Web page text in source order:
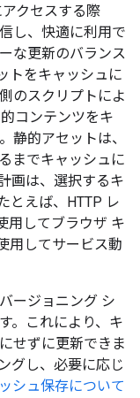
クセスする際
し、快適に利用で
な更新のバランス
トをキャッシュに
のスクリプトによ
コンテンツをキ
静的アセットは、
までキャッシュに
画は、選択するキ
とえば、HTTP レ
用してブラウザ キ
用してサービス動
ージョニング シ
。これにより、キ
せずに更新できま
グし、必要に応じ
シュ保存について